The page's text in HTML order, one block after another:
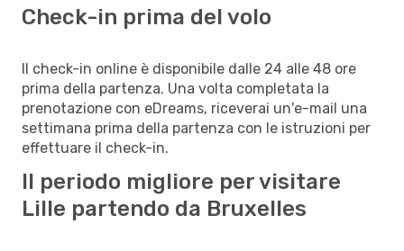
Check-in prima del volo
Il check-in online è disponibile dalle 24 alle 48 ore
prima della partenza. Una volta completata la
prenotazione con eDreams, riceverai un'e-mail una
settimana prima della partenza con le istruzioni per
effettuare il check-in.
Il periodo migliore per visitare
Lille partendo da Bruxelles